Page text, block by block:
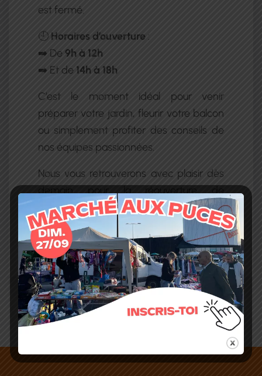
est fermé.
🕘 Horaires d’ouverture :
➡️ De9h à 12h
➡️ Et de 14h à 18h
C’est le moment idéal pour venir
préparer votre jardin, fleurir votre balcon
ou simplement profiter des conseils de
nos équipes passionnées.
Nous vous retrouverons avec plaisir dès
demain pour la réouverture de
l’ensemble des boutiques du centre
B’EST !